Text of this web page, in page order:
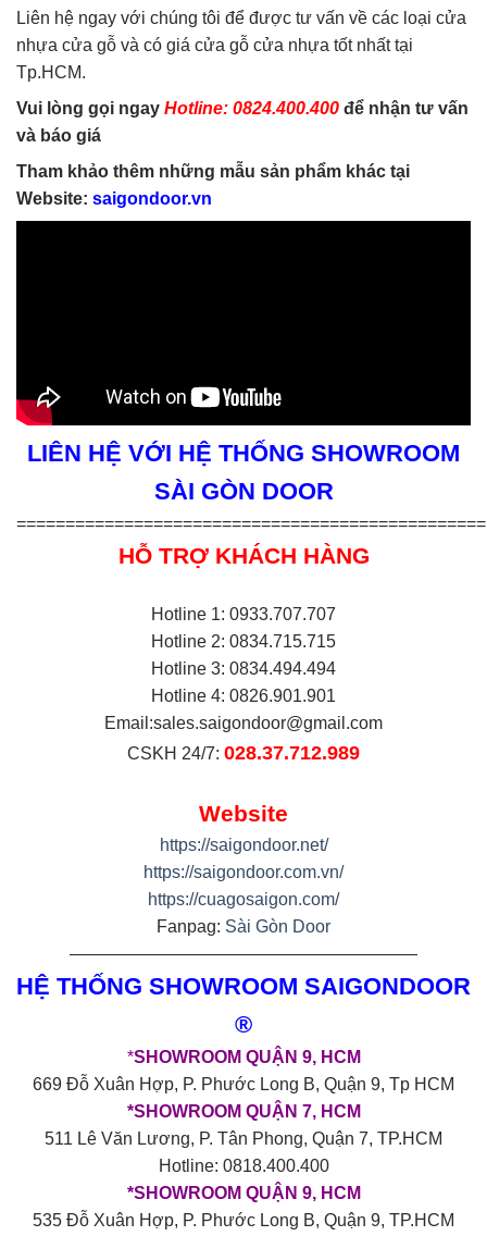
Liên hệ ngay với chúng tôi để được tư vấn về các loại cửa
nhựa cửa gỗ và có giá cửa gỗ cửa nhựa tốt nhất tại
Tp.HCM.
Vui lòng gọi ngay Hotline: 0824.400.400 để nhận tư vấn
và báo giá
Tham khảo thêm những mẫu sản phẩm khác tại
Website: saigondoor.vn
LIÊN HỆ VỚI HỆ THỐNG SHOWROOM
SÀI GÒN DOOR
================================================
HỖ TRỢ KHÁCH HÀNG
Hotline 1: 0933.707.707
Hotline 2: 0834.715.715
Hotline 3: 0834.494.494
Hotline 4: 0826.901.901
Email:sales.saigondoor@gmail.com
CSKH 24/7: 028.37.712.989
Website
https://saigondoor.net/
https://saigondoor.com.vn/
https://cuagosaigon.com/
Fanpag: Sài Gòn Door
————————————————————
HỆ THỐNG SHOWROOM SAIGONDOOR
®
*SHOWROOM QUẬN 9, HCM
669 Đỗ Xuân Hợp, P. Phước Long B, Quận 9, Tp HCM
*SHOWROOM QUẬN 7, HCM
511 Lê Văn Lương, P. Tân Phong, Quận 7, TP.HCM
Hotline: 0818.400.400
*SHOWROOM QUẬN 9, HCM
535 Đỗ Xuân Hợp, P. Phước Long B, Quận 9, TP.HCM